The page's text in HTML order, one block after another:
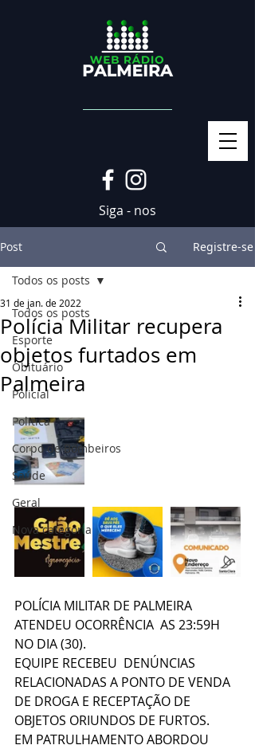
Siga - nos
Post Registre-se
Todos os posts
Esporte
Obituário
Policial
Politica
Corpo de Bombeiros
Saúde
Geral
Nova categoria
Todos os posts
Polícia Militar recupera
objetos furtados em
Palmeira
31 de jan. de 2022
POLÍCIA MILITAR DE PALMEIRA
ATENDEU OCORRÊNCIA  AS 23:59H
NO DIA (30).
EQUIPE RECEBEU  DENÚNCIAS
RELACIONADAS A PONTO DE VENDA
DE DROGA E RECEPTAÇÃO DE
OBJETOS ORIUNDOS DE FURTOS.
EM PATRULHAMENTO ABORDOU